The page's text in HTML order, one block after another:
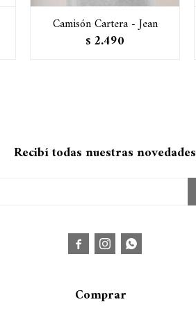
Camisón Cartera - Jean
$ 2.490
Comprar
Recibí todas nuestras novedades
  